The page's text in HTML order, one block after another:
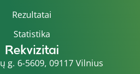
Rezultatai
Statistika
Rekvizitai
g. 6-5609, 09117 Vilnius